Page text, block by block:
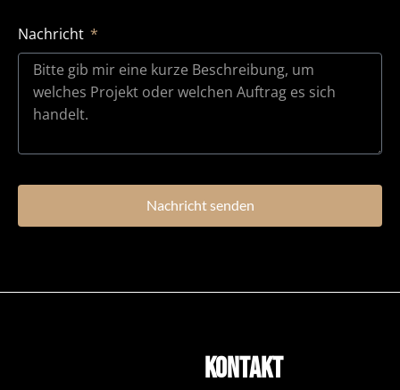
Nachricht
Nachricht senden
Kontakt